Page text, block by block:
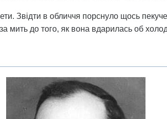
Звідти в обличчя порснуло щось
мить до того, як вона вдарилась об